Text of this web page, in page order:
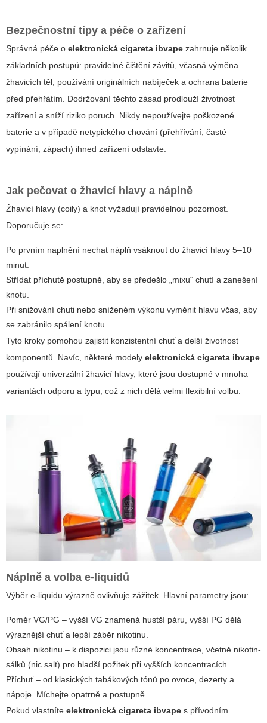
Bezpečnostní tipy a péče o zařízení
Správná péče o elektronická cigareta ibvape zahrnuje několik
základních postupů: pravidelné čištění závitů, včasná výměna
žhavicích těl, používání originálních nabíječek a ochrana baterie
před přehřátím. Dodržování těchto zásad prodlouží životnost
zařízení a sníží riziko poruch. Nikdy nepoužívejte poškozené
baterie a v případě netypického chování (přehřívání, časté
vypínání, zápach) ihned zařízení odstavte.
Jak pečovat o žhavicí hlavy a náplně
Žhavicí hlavy (coily) a knot vyžadují pravidelnou pozornost.
Doporučuje se:
Po prvním naplnění nechat náplň vsáknout do žhavicí hlavy 5–10
minut.
Střídat příchutě postupně, aby se předešlo „mixu“ chutí a zanešení
knotu.
Při snižování chuti nebo sníženém výkonu vyměnit hlavu včas, aby
se zabránilo spálení knotu.
Tyto kroky pomohou zajistit konzistentní chuť a delší životnost
komponentů. Navíc, některé modely elektronická cigareta ibvape
používají univerzální žhavicí hlavy, které jsou dostupné v mnoha
variantách odporu a typu, což z nich dělá velmi flexibilní volbu.
Náplně a volba e-liquidů
Výběr e-liquidu výrazně ovlivňuje zážitek. Hlavní parametry jsou:
Poměr VG/PG – vyšší VG znamená hustší páru, vyšší PG dělá
výraznější chuť a lepší záběr nikotinu.
Obsah nikotinu – k dispozici jsou různé koncentrace, včetně nikotin-
sálků (nic salt) pro hladší požitek při vyšších koncentracích.
Příchuť – od klasických tabákových tónů po ovoce, dezerty a
nápoje. Míchejte opatrně a postupně.
Pokud vlastníte elektronická cigareta ibvape s přívodním